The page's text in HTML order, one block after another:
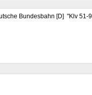
Bundesbahn [D] "Klv